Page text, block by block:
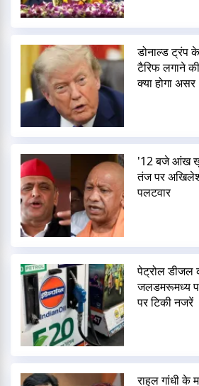
डोनाल्ड ट्रंप
टैरिफ लगाने
क्या होगा असर
'12 बजे आंख
तंज पर
पलटवार
पेट्रोल डीजल
जलडमरूमध्य
पर टिकी नजरें
राहुल गांधी के